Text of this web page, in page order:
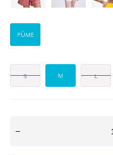
FÜME
S M L